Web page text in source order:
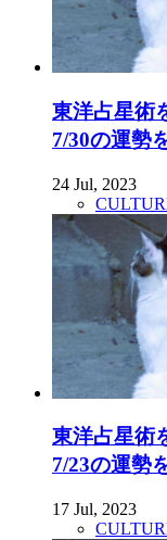
東洋占星術
7/30の運勢
24 Jul, 2023
東洋占星術
7/23の運勢
17 Jul, 2023